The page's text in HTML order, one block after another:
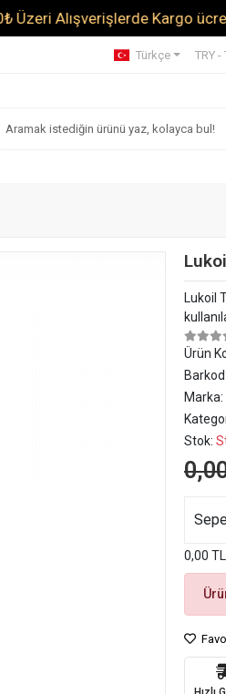
Kargo ücretsiz!
Türkçe TRY -
Lukoil
Ürün
Barkod:
Marka:
Stok:
0,00